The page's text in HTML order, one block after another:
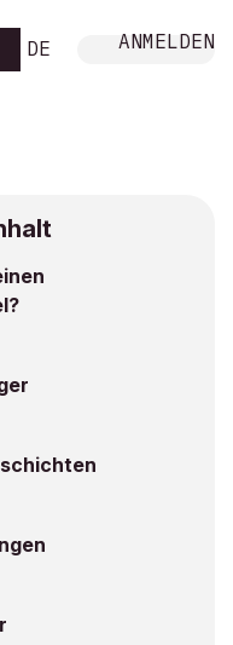
DE ANMELDEN